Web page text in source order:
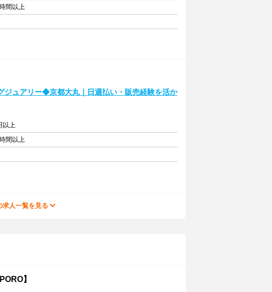
間以上
ジュアリー◆京都大丸｜日週払い・販売経験を活か
以上
間以上
求人一覧を見る
】